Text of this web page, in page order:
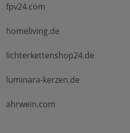
fpv24.com
homeliving.de
lichterkettenshop24.de
luminara-kerzen.de
ahrwein.com